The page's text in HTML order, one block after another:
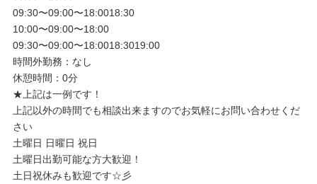
09:30〜09:00〜18:0018:30
10:00〜09:00〜18:00
09:30〜09:00〜18:0018:3019:00
時間外勤務：なし
休憩時間：0分
★上記は一例です！
上記以外の時間でも相談出来ますのでお気軽にお問い合わせくだ
さい
土曜日 日曜日 祝日
土曜日出勤可能な方大歓迎！
土日祝休みも歓迎です☆彡